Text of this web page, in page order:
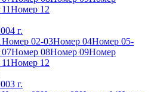
Номер 12
г.
Номер 02-03Номер 04Номер 05-
Номер 08Номер 09Номер
Номер 12
г.